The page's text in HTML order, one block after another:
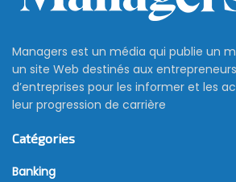
Managers est un média qui publie un
un site Web destinés aux
d’entreprises pour les informer et les
leur progression de carrière
Catégories
Banking